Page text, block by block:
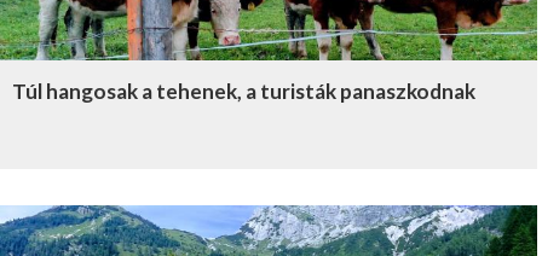
Túl hangosak a tehenek, a turisták panaszkodnak